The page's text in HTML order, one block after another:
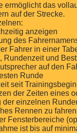
ermöglicht das
auf der Strecke.
anzeigen
des
Fahrer in einer
Rundenzeit und
auf den
Runde
seit
der Zeiten eines
der einzelnen
Rennen zu
Fensterbereiche
ist bis auf